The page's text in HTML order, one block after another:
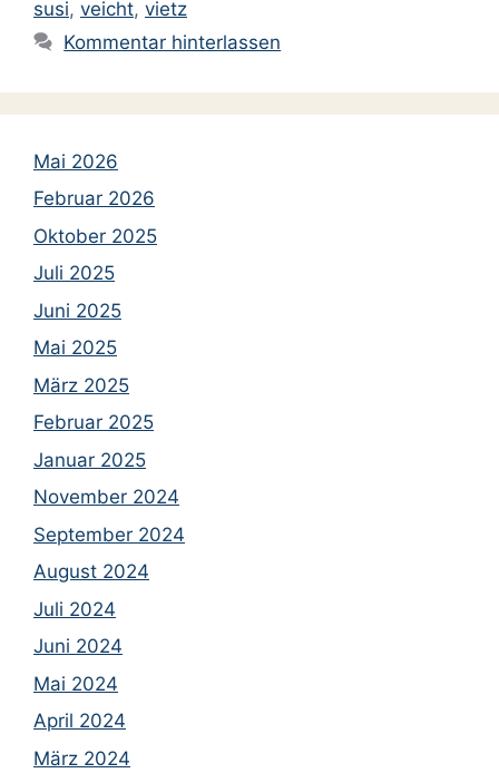
susi, veicht, vietz
Kommentar hinterlassen
Mai 2026
Februar 2026
Oktober 2025
Juli 2025
Juni 2025
Mai 2025
März 2025
Februar 2025
Januar 2025
November 2024
September 2024
August 2024
Juli 2024
Juni 2024
Mai 2024
April 2024
März 2024